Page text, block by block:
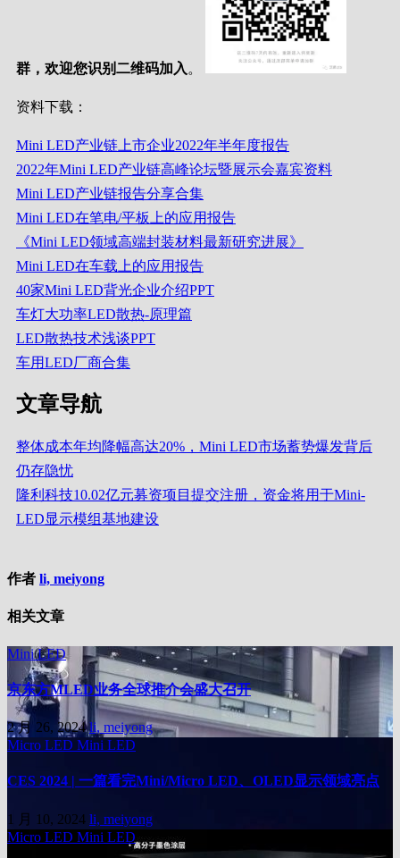
群，欢迎您识别二维码加入 。
资料下载：
Mini LED产业链上市企业2022年半年度报告
2022年Mini LED产业链高峰论坛暨展示会嘉宾资料
Mini LED产业链报告分享合集
Mini LED在笔电/平板上的应用报告
《Mini LED领域高端封装材料最新研究进展》
Mini LED在车载上的应用报告
40家Mini LED背光企业介绍PPT
车灯大功率LED散热-原理篇
LED散热技术浅谈PPT
车用LED厂商合集
文章导航
整体成本年均降幅高达20%，Mini LED市场蓄势爆发背后
仍存隐忧
隆利科技10.02亿元募资项目提交注册，资金将用于Mini-
LED显示模组基地建设
作者 li, meiyong
相关文章
Mini LED
京东方MLED业务全球推介会盛大召开
2 月 26, 2024li, meiyong
Micro LED Mini LED
CES 2024 | 一篇看完Mini/Micro LED、OLED显示领域亮点
1 月 10, 2024 li, meiyong
Micro LED Mini LED